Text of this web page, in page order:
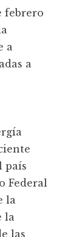
febrero
a
a
país
Federal
la
la
las